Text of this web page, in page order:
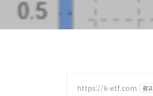
https://k-etf.com 광고